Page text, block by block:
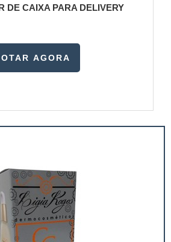
DE CAIXA PARA DELIVERY
AGORA